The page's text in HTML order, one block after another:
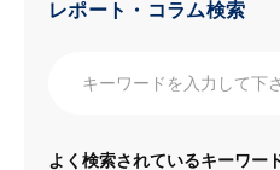
レポート・コラム検索
よく検索されているキーワー